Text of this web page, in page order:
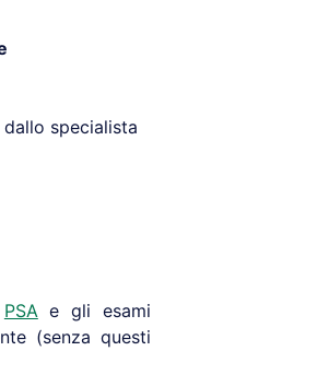
specialista
PSAe gli esami
(senza questi